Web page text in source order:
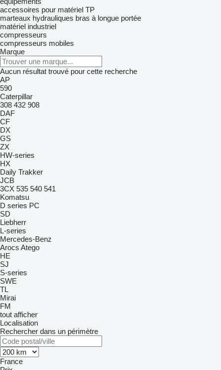
accessoires pour matériel TP
marteaux hydrauliques bras à longue portée
matériel industriel
compresseurs
compresseurs mobiles
Marque
Aucun résultat trouvé pour cette recherche
AP
590
Caterpillar
308 432 908
DAF
CF
DX
GS
ZX
HW-series
HX
Daily Trakker
JCB
3CX 535 540 541
Komatsu
D series PC
SD
Liebherr
L-series
Mercedes-Benz
Arocs Atego
HE
SJ
S-series
SWE
TL
Mirai
FM
tout afficher
Localisation
Rechercher dans un périmètre
France